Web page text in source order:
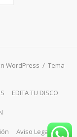
WordPress / Tema
EDITA TU DISCO
Aviso Legal